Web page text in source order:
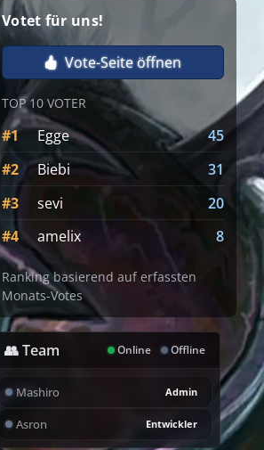
Votet für uns!
Vote-Seite öffnen
TOP 10 VOTER
#1 Egge
45
#2
Biebi
31
#3
sevi
20
#4
amelix 8
Ranking basierend auf erfassten
Monats-Votes
👥 Team Online Offline
Mashiro Admin
Asron Entwickler